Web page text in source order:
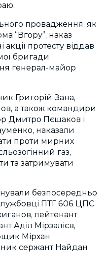
провадження, як
“Вгору”, наказ
протесту віддав
бригади
генерал-майор
Григорій Зана,
а також командири
Дмитро Пєшаков і
наказали
проти мирних
газ,
та затримувати
безпосередньо
ПТГ 606 ЦПС
лейтенант
Аділ Мірзалієв,
Мірхан
сержант Найдан